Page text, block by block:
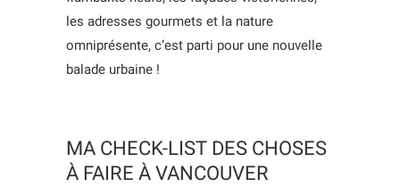
les adresses gourmets et la nature
omniprésente, c’est parti pour une nouvelle
balade urbaine !
MA CHECK-LIST DES CHOSES
À FAIRE À VANCOUVER